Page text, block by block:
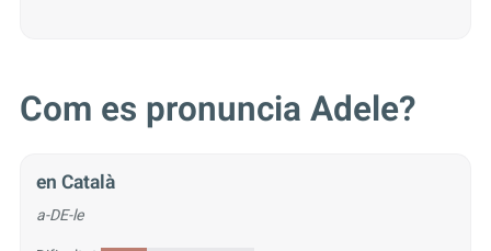
Com es pronuncia Adele?
en Català
a-DE-le